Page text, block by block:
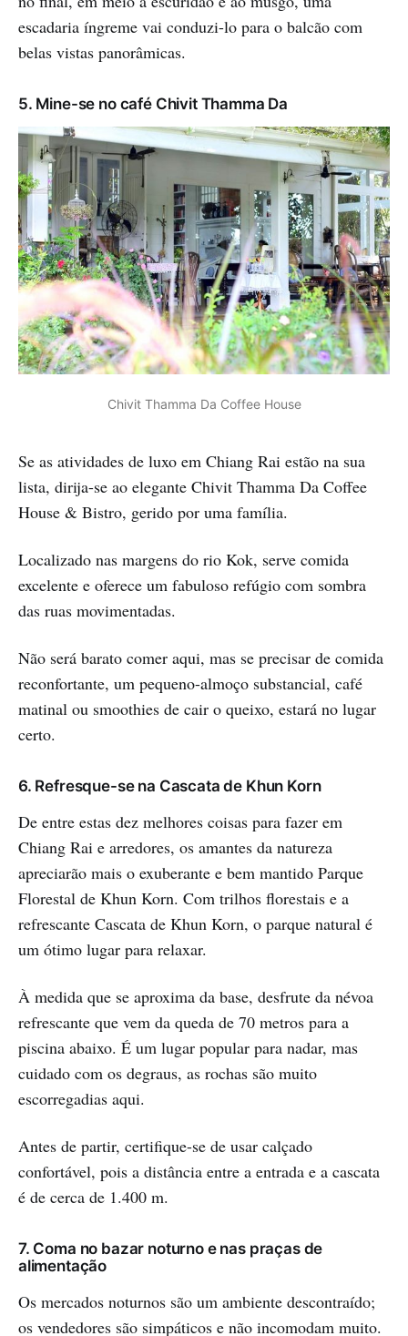
escadaria íngreme vai conduzi-lo para o balcão com
belas vistas panorâmicas.
5. Mine-se no café Chivit Thamma Da
Chivit Thamma Da Coffee House
Se as atividades de luxo em Chiang Rai estão na sua
lista, dirija-se ao elegante Chivit Thamma Da Coffee
House & Bistro, gerido por uma família.
Localizado nas margens do rio Kok, serve comida
excelente e oferece um fabuloso refúgio com sombra
das ruas movimentadas.
Não será barato comer aqui, mas se precisar de comida
reconfortante, um pequeno-almoço substancial, café
matinal ou smoothies de cair o queixo, estará no lugar
certo.
6. Refresque-se na Cascata de Khun Korn
De entre estas dez melhores coisas para fazer em
Chiang Rai e arredores, os amantes da natureza
apreciarão mais o exuberante e bem mantido Parque
Florestal de Khun Korn. Com trilhos florestais e a
refrescante Cascata de Khun Korn, o parque natural é
um ótimo lugar para relaxar.
À medida que se aproxima da base, desfrute da névoa
refrescante que vem da queda de 70 metros para a
piscina abaixo. É um lugar popular para nadar, mas
cuidado com os degraus, as rochas são muito
escorregadias aqui.
Antes de partir, certifique-se de usar calçado
confortável, pois a distância entre a entrada e a cascata
é de cerca de 1.400 m.
7. Coma no bazar noturno e nas praças de
alimentação
Os mercados noturnos são um ambiente descontraído;
os vendedores são simpáticos e não incomodam muito.